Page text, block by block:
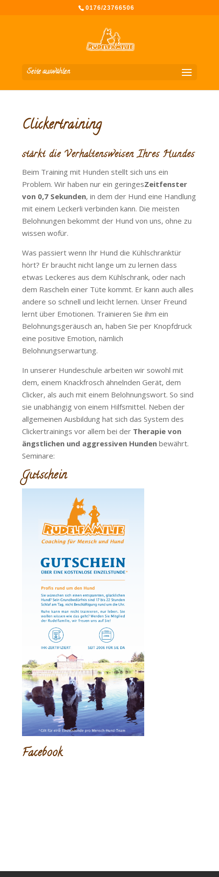
0176/23766506
Seite auswählen
Clickertraining
stärkt die Verhaltensweisen Ihres Hundes
Beim Training mit Hunden stellt sich uns ein
Problem. Wir haben nur ein geringesZeitfenster
von 0,7 Sekunden, in dem der Hund eine Handlung
mit einem Leckerli verbinden kann. Die meisten
Belohnungen bekommt der Hund von uns, ohne zu
wissen wofür.
Was passiert wenn Ihr Hund die Kühlschranktür
hört? Er braucht nicht lange um zu lernen dass
etwas Leckeres aus dem Kühlschrank, oder nach
dem Rascheln einer Tüte kommt. Er kann auch alles
andere so schnell und leicht lernen. Unser Freund
lernt über Emotionen. Trainieren Sie ihm ein
Belohnungsgeräusch an, haben Sie per Knopfdruck
eine positive Emotion, nämlich
Belohnungserwartung.
In unserer Hundeschule arbeiten wir sowohl mit
dem, einem Knackfrosch ähnelnden Gerät, dem
Clicker, als auch mit einem Belohnungswort. So sind
sie unabhängig von einem Hilfsmittel. Neben der
allgemeinen Ausbildung hat sich das System des
Clickertrainings vor allem bei der Therapie von
ängstlichen und aggressiven Hundenbewährt.
Seminare:
Gutschein
Facebook